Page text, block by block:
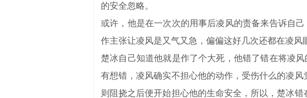
的安全忽略。
或许，他是在一次次的用事后凌风的责备来告诉自
作主张让凌风是又气又急，偏偏这好几次还都在凌风
楚冰自己知道他就是作了个大死，他错了错在将凌
有想错，凌风确实不担心他的动作，受伤什么的凌
则阻挠之后便开始担心他的生命安全，所以，楚冰